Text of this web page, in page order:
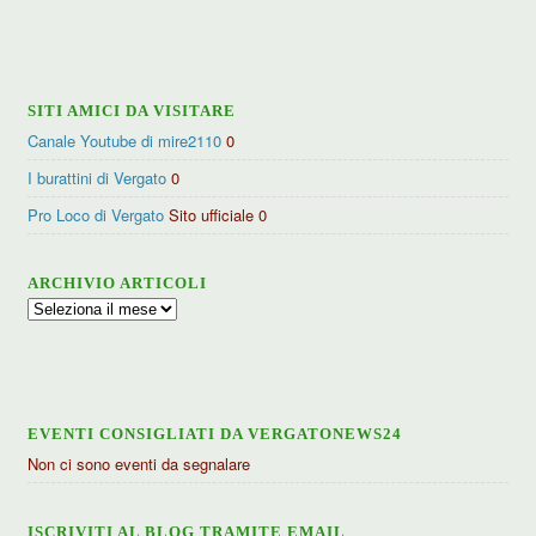
SITI AMICI DA VISITARE
Canale Youtube di mire2110 0
I burattini di Vergato 0
Pro Loco di Vergato Sito ufficiale 0
ARCHIVIO ARTICOLI
Archivio
EVENTI CONSIGLIATI DA VERGATONEWS24
Non ci sono eventi da segnalare
ISCRIVITI AL BLOG TRAMITE EMAIL